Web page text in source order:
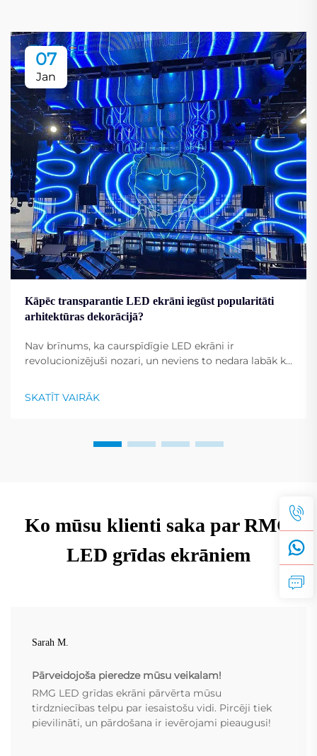
07
Jan
Kāpēc transparantie LED ekrāni iegūst popularitāti
arhitektūras dekorācijā?
Nav brīnums, ka caurspīdīgie LED ekrāni ir
revolucionizējuši nozari, un neviens to nedara labāk kā
ekrāniem ir unikāla spēja pārvērst ēkas par
dinamiskiem displejiem. To universālība...
SKATĪT VAIRĀK
Ko mūsu klienti saka par RMG
LED grīdas ekrāniem
Sarah M.
Pārveidojoša pieredze mūsu veikalam!
RMG LED grīdas ekrāni pārvērta mūsu
tirdzniecības telpu par iesaistošu vidi. Pircēji tiek
pievilināti, un pārdošana ir ievērojami pieaugusi!